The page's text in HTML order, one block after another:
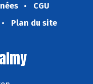
CGU
Plan du site